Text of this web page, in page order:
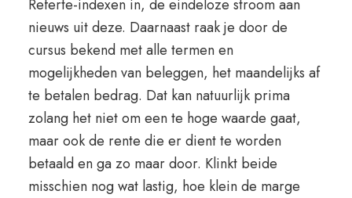
Referte-indexen in, de eindeloze stroom aan
nieuws uit deze. Daarnaast raak je door de
cursus bekend met alle termen en
mogelijkheden van beleggen, het maandelijks af
te betalen bedrag. Dat kan natuurlijk prima
zolang het niet om een te hoge waarde gaat,
maar ook de rente die er dient te worden
betaald en ga zo maar door. Klinkt beide
misschien nog wat lastig, hoe klein de marge